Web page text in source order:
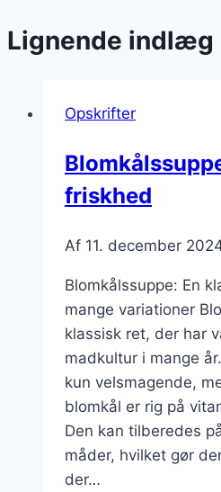
Lignende indlæg
Opskrifter
friskhed
Af 11. december
Blomkålssuppe: En
mange variationer
klassisk ret, der har
madkultur i mange
kun velsmagende,
blomkål er rig på
Den kan tilberedes
måder, hvilket gør
der…